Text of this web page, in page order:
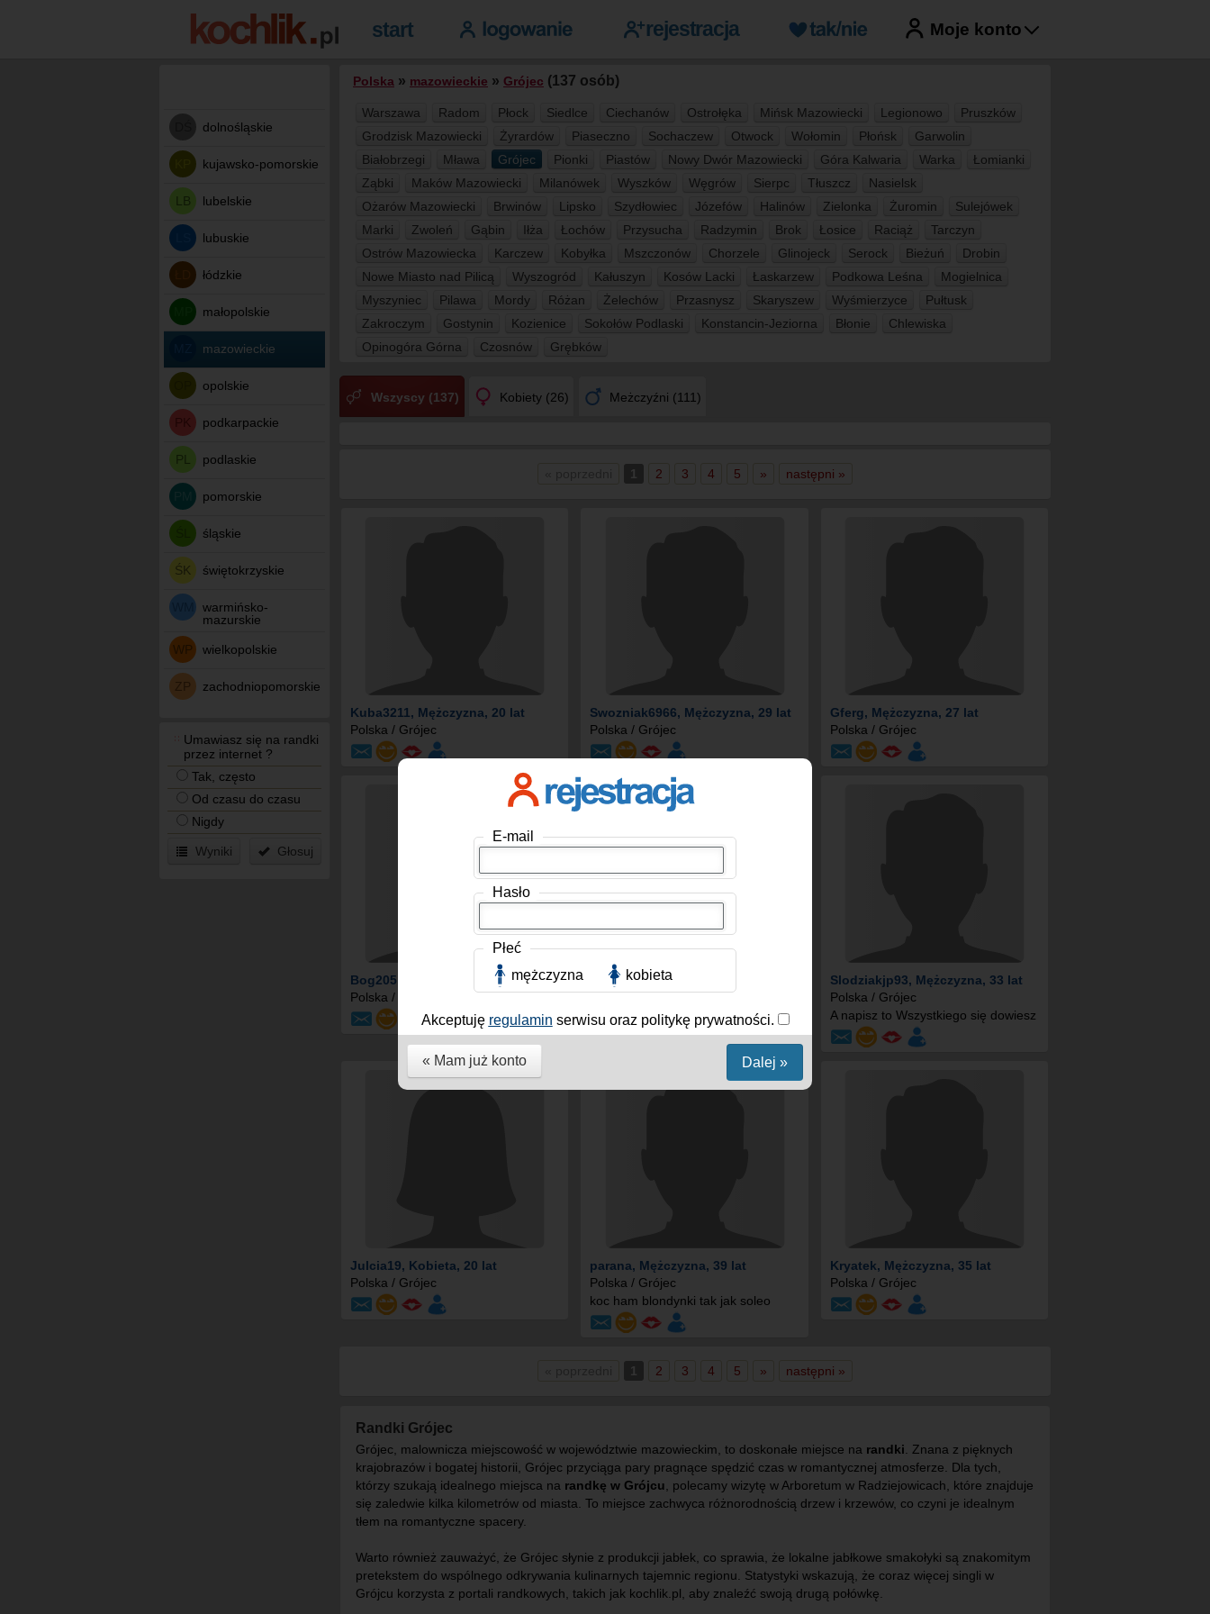
Moje konto
dolnośląskie
kujawsko-pomorskie
LB lubelskie
lubuskie
łódzkie
małopolskie
mazowieckie
opolskie
podkarpackie
PL podlaskie
pomorskie
śląskie
ŚK świętokrzyskie
warmińsko-
mazurskie
WP wielkopolskie
zachodniopomorskie
Umawiasz się na randki
przez internet ?
Tak, często
Od czasu do czasu
Nigdy
Wyniki Głosuj
Polska » mazowieckie » Grójec (137 osób)
Warszawa Radom Płock Siedlce Ciechanów Ostrołęka Mińsk Mazowiecki Legionowo
Pruszków
Grodzisk Mazowiecki
Żyrardów Piaseczno Sochaczew Otwock Wołomin Płońsk
Garwolin
Białobrzegi
Mława Grójec Pionki Piastów Nowy Dwór Mazowiecki Góra Kalwaria Warka
Łomianki
Ząbki
Maków Mazowiecki Milanówek Wyszków Węgrów Sierpc Tłuszcz
Nasielsk
Ożarów Mazowiecki
Brwinów Lipsko Szydłowiec Józefów Halinów Zielonka Żuromin
Sulejówek
Marki
Zwoleń Gąbin Iłża Łochów Przysucha Radzymin Brok Łosice Raciąż
Tarczyn
Ostrów Mazowiecka
Karczew Kobyłka Mszczonów Chorzele Glinojeck Serock Bieżuń
Drobin
Nowe Miasto nad Pilicą
Wyszogród Kałuszyn Kosów Lacki Łaskarzew Podkowa Leśna
Mogielnica
Myszyniec
Pilawa Mordy Różan Żelechów Przasnysz Skaryszew Wyśmierzyce
Pułtusk
Zakroczym
Gostynin Kozienice Sokołów Podlaski Konstancin-Jeziorna Błonie
Chlewiska
Opinogóra Górna
Czosnów Grębków
Wszyscy (137) Kobiety (26) Meżczyźni (111)
1 2 3 4 5 » następni »
Kuba3211, Mężczyzna, 20 lat
Polska / Grójec
Swozniak6966, Mężczyzna, 29 lat
Polska / Grójec
Gferg, Mężczyzna, 27 lat
Polska / Grójec
Bog205 , Mężczyzna, 32 lat
Polska / Grójec
Wjd, Mężczyzna, 27 lat
Polska / Grójec
Slodziakjp93, Mężczyzna, 33 lat
Polska / Grójec
A napisz to Wszystkiego się dowiesz
Julcia19, Kobieta, 20 lat
Polska / Grójec
parana, Mężczyzna, 39 lat
Polska / Grójec
koc ham blondynki tak jak soleo
Kryatek, Mężczyzna, 35 lat
Polska / Grójec
1 2 3 4 5 » następni »
Randki Grójec
Grójec, malownicza miejscowość w województwie mazowieckim, to doskonałe miejsce na randki . Znana z pięknych
krajobrazów i bogatej historii, Grójec przyciąga pary pragnące spędzić czas w romantycznej atmosferze. Dla tych,
którzy szukają idealnego miejsca na randkę w Grójcu , polecamy wizytę w Arboretum w Radziejowicach, które znajduje
się zaledwie kilka kilometrów od miasta. To miejsce zachwyca różnorodnością drzew i krzewów, co czyni je idealnym
tłem na romantyczne spacery.
Warto również zauważyć, że Grójec słynie z produkcji jabłek, co sprawia, że lokalne jabłkowe smakołyki są znakomitym
pretekstem do wspólnego odkrywania kulinarnych tajemnic regionu. Statystyki wskazują, że coraz więcej singli w
Grójcu korzysta z portali randkowych, takich jak kochlik.pl, aby znaleźć swoją drugą połówkę.
E-mail
Hasło
Płeć
mężczyzna
kobieta
Akceptuję regulamin serwisu oraz politykę prywatności.
« Mam już konto Dalej »